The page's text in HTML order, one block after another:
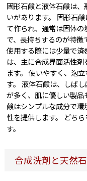
固形石鹸と液体石鹸は
いがあります。 固形石
て作られ、通常は固体
で、長持ちするのが特徴
使用する際には少量で
は、主に合成界面活性
ます。 使いやすく、泡
す。 液体石鹸は、しば
が多く、肌に優しい製
鹸はシンプルな成分で
性を提供します。 どち
す。
合成洗剤と天然